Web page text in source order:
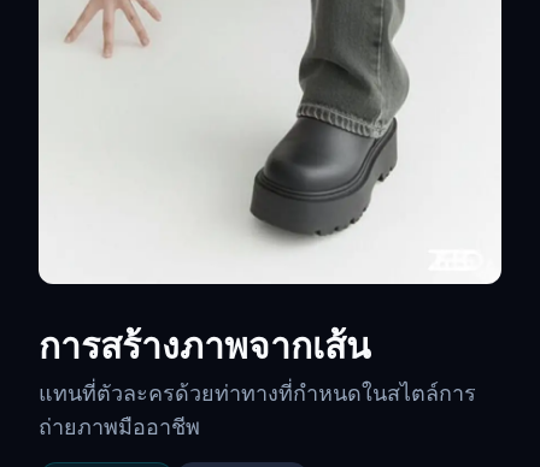
การสร้างภาพจากเส้น
แทนที่ตัวละครด้วยท่าทางที่กำหนดในสไตล์การ
ถ่ายภาพมืออาชีพ